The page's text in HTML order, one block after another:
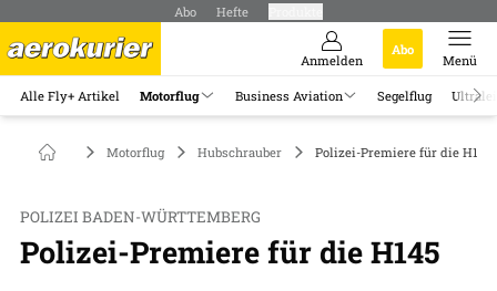
Abo Hefte
Anmelden
Abo
Menü
Alle Fly+ Artikel Motorflug Business Aviation Segelflug
Motorflug Hubschrauber Polizei-Premiere für die H145
POLIZEI BADEN-WÜRTTEMBERG
Polizei-Premiere für die H145